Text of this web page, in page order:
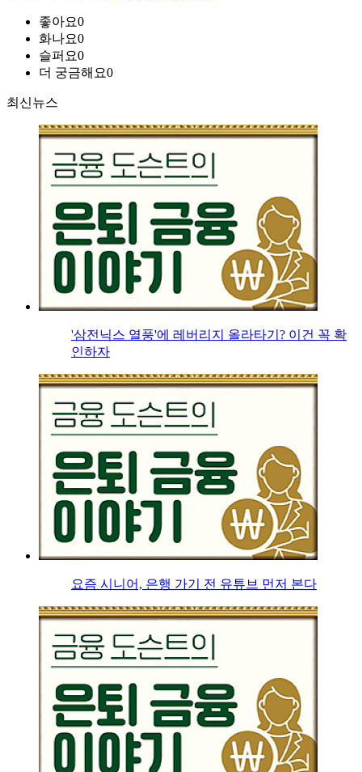
좋아요0
화나요0
슬퍼요0
더 궁금해요0
최신뉴스
'삼전닉스 열풍'에 레버리지 올라타기? 이건 꼭 확
인하자
요즘 시니어, 은행 가기 전 유튜브 먼저 본다